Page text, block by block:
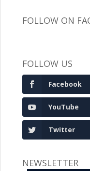
FOLLOW ON
FOLLOW US
Facebook
YouTube
Twitter
NEWSLETTER